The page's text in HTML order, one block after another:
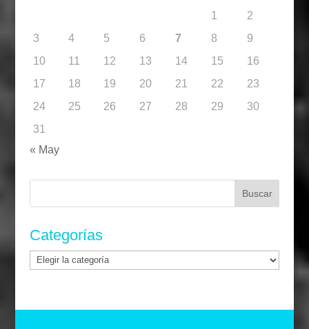
1
2
3
4 5 6 7 8
9
10
11 12 13 14 15
16
17
18 19 20 21 22
23
24
25 26 27 28 29
30
31
« May
Categorías
Categorías